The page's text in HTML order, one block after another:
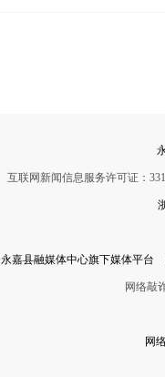
互联网新闻信息服务许可证：
永嘉县融媒体中心旗下媒体平
网络敲
网